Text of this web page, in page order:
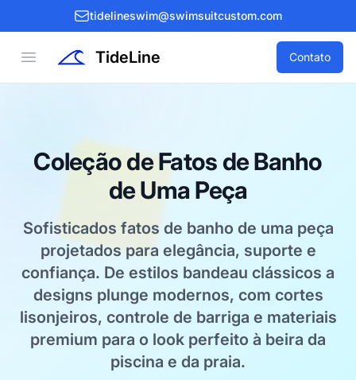
tidelineswim@swimsuitcustom.com
Open menu TideLine Contato
Coleção de Fatos de Banho
de Uma Peça
Sofisticados fatos de banho de uma peça
projetados para elegância, suporte e
confiança. De estilos bandeau clássicos a
designs plunge modernos, com cortes
lisonjeiros, controle de barriga e materiais
premium para o look perfeito à beira da
piscina e da praia.